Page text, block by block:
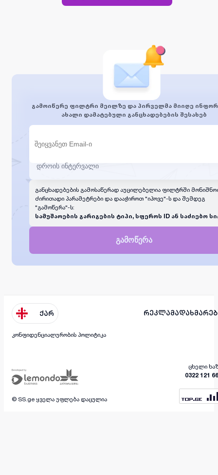
გამოიწერე ფილტრი მეილზე და პირველმა მიიღე
ახალი დამატებული განცხადებების შესახებ
განცხადებების გამოსაწერად აუცილებელია ფილტრში
ძირითადი პარამეტრები და დააჭიროთ "იპოვე"-ს და შემდეგ
"გამოწერა"-ს:
სამუშაოების გარიგების ტიპი, სფეროს ID ან საძიებო
გამოწერა
ქარ რეკლამა
კონფიდენციალურობის პოლიტიკა
ცხელი
0322 121
© SS.ge ყველა უფლება დაცულია